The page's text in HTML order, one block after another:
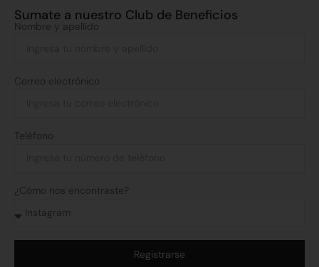
Sumate a nuestro Club de Beneficios
Nombre y apellido
Correo electrónico
Teléfono
¿Cómo nos encontraste?
Registrarse